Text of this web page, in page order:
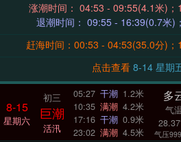
涨潮时间： 04:53 -
退潮时间： 09:55 -
赶海时间：00:53 - 04:53(35.0分)；
点击查看
8-14 星期
8-15
星期六
初三
巨潮
活汛
05:27 干潮 1.2米
10:35 满潮 4.2米
17:16 干潮 0.9米
23:02 满潮 4.5米
多
气
气压